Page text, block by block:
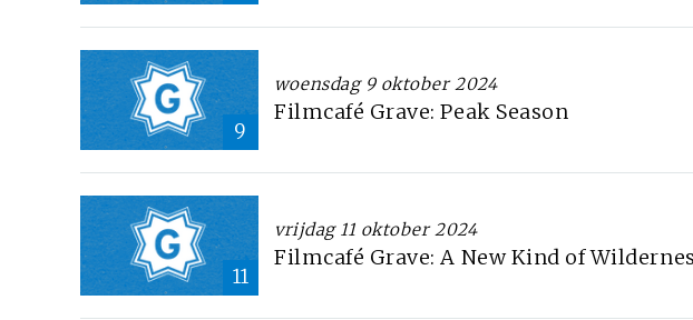
9
woensdag 9 oktober 2024
Filmcafé Grave: Peak Season
11
vrijdag 11 oktober 2024
Filmcafé Grave: A New Kind of